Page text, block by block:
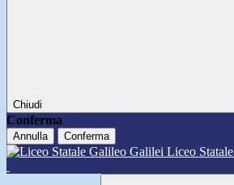
Chiudi
Conferma
Annulla Conferma
Liceo Statale